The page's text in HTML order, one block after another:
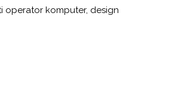
operator komputer, design